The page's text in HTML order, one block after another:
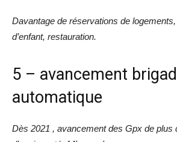
Davantage de réservations de
d’enfant, restauration.
5 – avancement
automatique
Dès 2021 , avancement des Gpx de plus